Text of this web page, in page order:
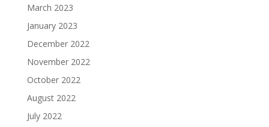
March 2023
January 2023
December 2022
November 2022
October 2022
August 2022
July 2022